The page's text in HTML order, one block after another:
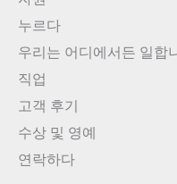
누르다
우리는 어디에서든 일합
직업
고객 후기
수상 및 영예
연락하다